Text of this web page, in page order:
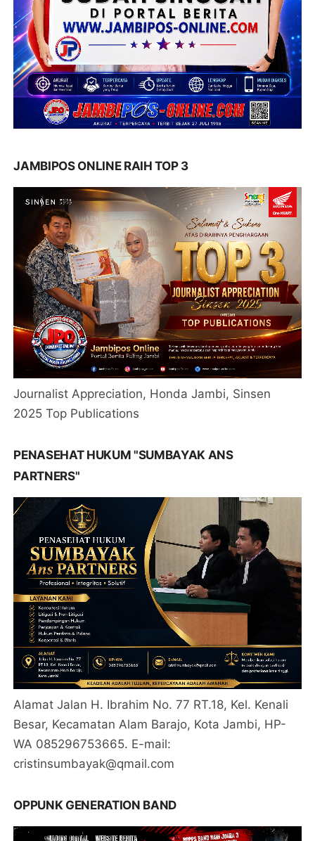
JAMBIPOS ONLINE RAIH TOP 3
Journalist Appreciation, Honda Jambi, Sinsen
2025 Top Publications
PENASEHAT HUKUM "SUMBAYAK ANS
PARTNERS"
Alamat Jalan H. Ibrahim No. 77 RT.18, Kel. Kenali
Besar, Kecamatan Alam Barajo, Kota Jambi, HP-
WA 085296753665. E-mail:
cristinsumbayak@qmail.com
OPPUNK GENERATION BAND